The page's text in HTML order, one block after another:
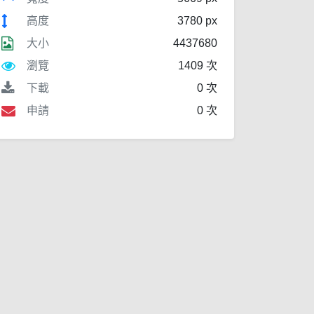
高度
3780 px
大小
4437680
瀏覽
1409 次
下載
0 次
申請
0 次